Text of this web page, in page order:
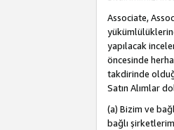
Associate,
yapılacak
öncesinde
takdirinde
Satın Alımlar
(a) Bizim ve
bağlı